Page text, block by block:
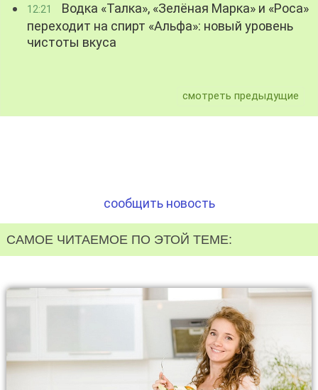
12:21
Водка «Талка», «Зелёная Марка» и «Роса»
переходит на спирт «Альфа»: новый уровень
чистоты вкуса
смотреть предыдущие
сообщить новость
САМОЕ ЧИТАЕМОЕ ПО ЭТОЙ ТЕМЕ: